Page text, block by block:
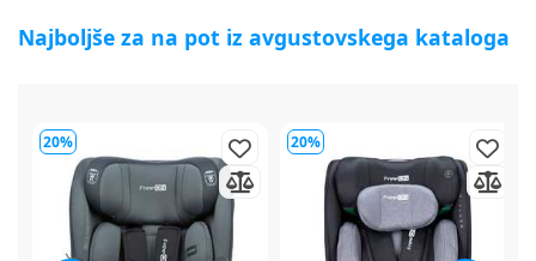
Najboljše za na pot iz avgustovskega kataloga
20% 20%